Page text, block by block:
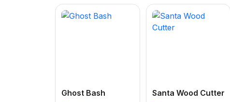
Ghost Bash Santa Wood Cutter